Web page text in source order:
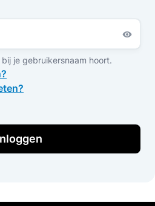
je gebruikersnaam hoort.